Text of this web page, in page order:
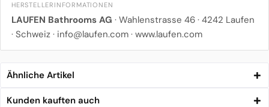
HERSTELLERINFORMATIONEN
LAUFEN Bathrooms AG · Wahlenstrasse 46 · 4242 Laufen
· Schweiz · info@laufen.com · www.laufen.com
Ähnliche Artikel
Kunden kauften auch